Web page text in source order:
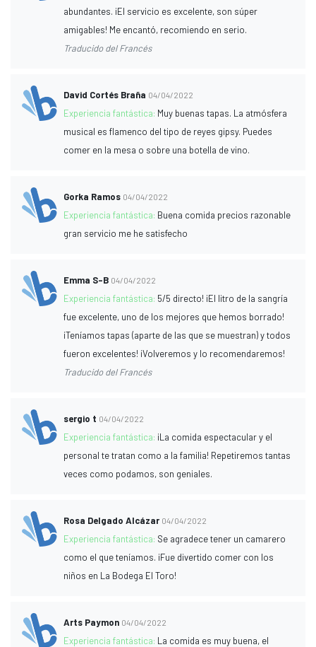
abundantes. ¡El servicio es excelente, son súper
amigables! Me encantó, recomiendo en serio.
Traducido del Francés
David Cortés Braña 04/04/2022
Experiencia fantástica: Muy buenas tapas. La atmósfera
musical es flamenco del tipo de reyes gipsy. Puedes
comer en la mesa o sobre una botella de vino.
Gorka Ramos 04/04/2022
Experiencia fantástica: Buena comida precios razonable
gran servicio me he satisfecho
Emma S-B 04/04/2022
Experiencia fantástica: 5/5 directo! ¡El litro de la sangría
fue excelente, uno de los mejores que hemos borrado!
¡Teníamos tapas (aparte de las que se muestran) y todos
fueron excelentes! ¡Volveremos y lo recomendaremos!
Traducido del Francés
sergio t 04/04/2022
Experiencia fantástica: ¡La comida espectacular y el
personal te tratan como a la familia! Repetiremos tantas
veces como podamos, son geniales.
Rosa Delgado Alcázar 04/04/2022
Experiencia fantástica: Se agradece tener un camarero
como el que teníamos. ¡Fue divertido comer con los
niños en La Bodega El Toro!
Arts Paymon 04/04/2022
Experiencia fantástica: La comida es muy buena, el